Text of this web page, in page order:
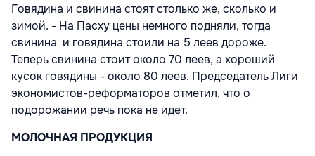
Говядина и свинина стоят столько же, сколько и
зимой. - На Пасху цены немного подняли, тогда
свинина и говядина стоили на 5 леев дороже.
Теперь свинина стоит около 70 леев, а хороший
кусок говядины - около 80 леев. Председатель Лиги
экономистов-реформаторов отметил, что о
подорожании речь пока не идет.
МОЛОЧНАЯ ПРОДУКЦИЯ